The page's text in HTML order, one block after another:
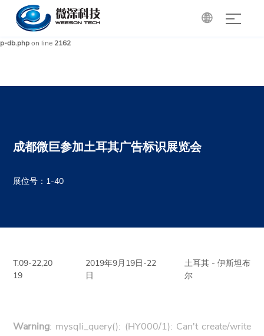
Warning: mysqli_query(): (HY000/1): Can't create/write to file '/tmp/#sql_85a_0.MYI'
(Errcode: 28 - No space left on device) in
p-db.phpon line 2162

成都微巨参加土耳其广告标识展览会
展位号：1-40
T.09-22,20
19
2019年9月19日-22
日
土耳其 - 伊斯坦布
尔
Warning: mysqli_query(): (HY000/1): Can't create/write